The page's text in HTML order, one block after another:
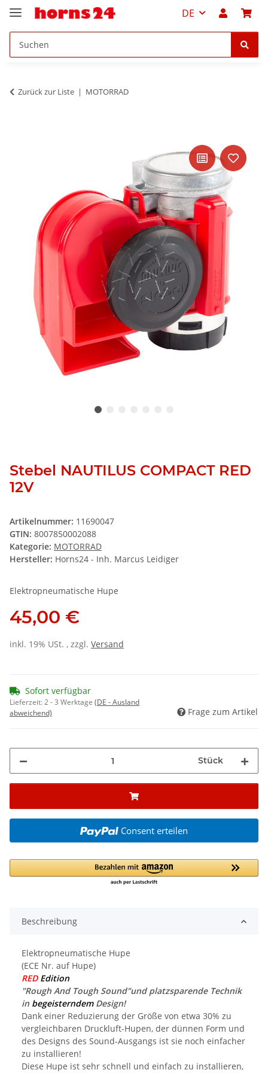
DE
Zurück zur Liste MOTORRAD
Stebel NAUTILUS COMPACT RED
12V
Artikelnummer: 11690047
GTIN: 8007850002088
Kategorie: MOTORRAD
Hersteller: Horns24 - Inh. Marcus Leidiger
Elektropneumatische Hupe
45,00 €
inkl. 19% USt. , zzgl. Versand
Sofort verfügbar
Lieferzeit:2 - 3 Werktage (DE - Ausland
abweichend)
Frage zum Artikel
Stück
Consent erteilen
Beschreibung
Elektropneumatische Hupe
(ECE Nr. auf Hupe)
RED Edition
"Rough And Tough Sound"und platzsparende Technik
in begeisterndemDesign!
Dank einer Reduzierung der Größe von etwa 30% zu
vergleichbaren Druckluft-Hupen, der dünnen Form und
des Designs des Sound-Ausgangs ist sie noch einfacher
zu installieren!
Diese Hupe ist sehr schnell und einfach zu installieren,